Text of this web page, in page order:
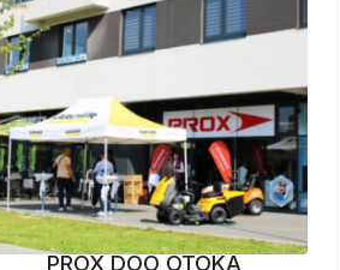
PROX DOO OTOKA